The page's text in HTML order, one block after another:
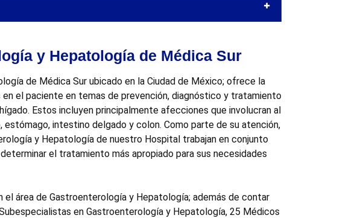
y Hepatología de Médica Sur
de Médica Sur ubicado en la Ciudad de México; ofrece la
el paciente en temas de prevención, diagnóstico y tratamiento
Estos incluyen principalmente afecciones que involucran al
estómago, intestino delgado y colon. Como parte de su atención,
y Hepatología de nuestro Hospital trabajan en conjunto
el tratamiento más apropiado para sus necesidades
el área de Gastroenterología y Hepatología; además de contar
en Gastroenterología y Hepatología, 25 Médicos